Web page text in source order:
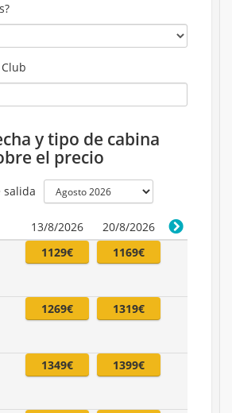
y tipo de cabina
el precio
salida
13/8/2026
20/8/2026
1129€ 1169€
1269€ 1319€
1349€ 1399€